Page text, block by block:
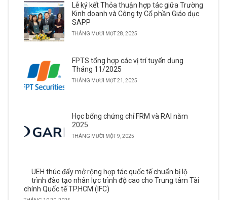
Lễ ký kết Thỏa thuận hợp tác giữa Trường
Kinh doanh và Công ty Cổ phần Giáo dục
SAPP
THÁNG MƯỜI MỘT 28, 2025
FPTS tổng hợp các vị trí tuyển dụng
Tháng 11/2025
THÁNG MƯỜI MỘT 21, 2025
Học bổng chứng chỉ FRM và RAI năm
2025
THÁNG MƯỜI MỘT 9, 2025
UEH thúc đẩy mở rộng hợp tác quốc tế chuẩn bị lộ
trình đào tạo nhân lực trình độ cao cho Trung tâm Tài
chính Quốc tế TP.HCM (IFC)